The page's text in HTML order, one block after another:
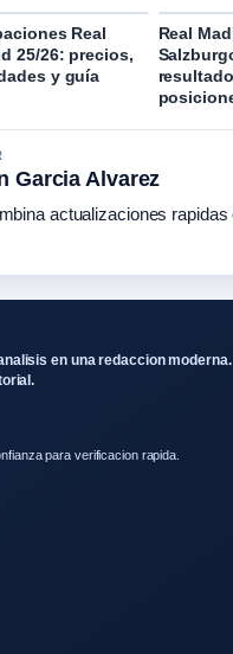
Real
25/26: precios,
y guía
Real
Garcia Alvarez
actualizaciones
en una redaccion moderna.
para verificacion rapida.